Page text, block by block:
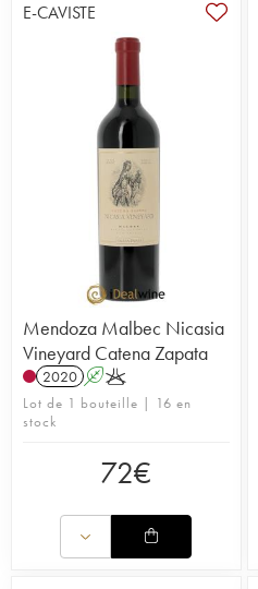
E-CAVISTE
Mendoza Malbec Nicasia
Vineyard Catena Zapata
2020 AK
Lot de 1 bouteille | 16 en
stock
72€